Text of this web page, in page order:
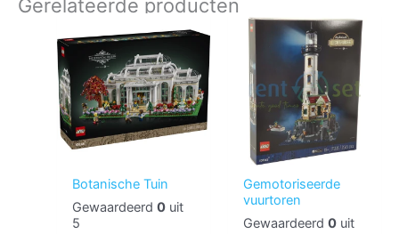
Gerelateerde producten
Botanische Tuin
Gewaardeerd0 uit
5
Gemotoriseerde
vuurtoren
Gewaardeerd0 uit